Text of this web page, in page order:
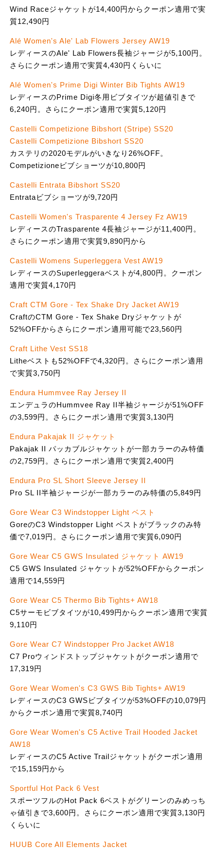
Wind Raceジャケットが14,400円からクーポン適用で実
質12,490円
Alé Women's Ale' Lab Flowers Jersey AW19
レディースのAle' Lab Flowers長袖ジャージが5,100円。
さらにクーポン適用で実質4,430円くらいに
Alé Women's Prime Digi Winter Bib Tights AW19
レディースのPrime Digi冬用ビブタイツが超値引きで
6,240円。さらにクーポン適用で実質5,120円
Castelli Competizione Bibshort (Stripe) SS20
Castelli Competizione Bibshort SS20
カステリの2020モデルがいきなり26%OFF。
Competizioneビブショーツが10,800円
Castelli Entrata Bibshort SS20
Entrataビブショーツが9,720円
Castelli Women's Trasparente 4 Jersey Fz AW19
レディースのTrasparente 4長袖ジャージが11,400円。
さらにクーポン適用で実質9,890円から
Castelli Womens Superleggera Vest AW19
レディースのSuperleggeraベストが4,800円。クーポン
適用で実質4,170円
Craft CTM Gore - Tex Shake Dry Jacket AW19
CraftのCTM Gore - Tex Shake Dryジャケットが
52%OFFからさらにクーポン適用可能で23,560円
Craft Lithe Vest SS18
Litheベストも52%OFFで4,320円。さらにクーポン適用
で実質3,750円
Endura Hummvee Ray Jersey II
エンデュラのHummvee Ray II半袖ジャージが51%OFF
の3,599円。さらにクーポン適用で実質3,130円
Endura Pakajak II ジャケット
Pakajak II パッカブルジャケットが一部カラーのみ特価
の2,759円。さらにクーポン適用で実質2,400円
Endura Pro SL Short Sleeve Jersey II
Pro SL II半袖ジャージが一部カラーのみ特価の5,849円
Gore Wear C3 Windstopper Light ベスト
GoreのC3 Windstopper Light ベストがブラックのみ特
価で7,019円。さらにクーポン適用で実質6,090円
Gore Wear C5 GWS Insulated ジャケット AW19
C5 GWS Insulated ジャケットが52%OFFからクーポン
適用で14,559円
Gore Wear C5 Thermo Bib Tights+ AW18
C5サーモビブタイツが10,499円からクーポン適用で実質
9,110円
Gore Wear C7 Windstopper Pro Jacket AW18
C7 Proウィンドストップジャケットがクーポン適用で
17,319円
Gore Wear Women's C3 GWS Bib Tights+ AW19
レディースのC3 GWSビブタイツが53%OFFの10,079円
からクーポン適用で実質8,740円
Gore Wear Women's C5 Active Trail Hooded Jacket
AW18
レディースのC5 Active Trailジャケットがクーポン適用
で15,159円から
Sportful Hot Pack 6 Vest
スポーツフルのHot Pack 6ベストがグリーンのみめっち
ゃ値引きで3,600円。さらにクーポン適用で実質3,130円
くらいに
HUUB Core All Elements Jacket